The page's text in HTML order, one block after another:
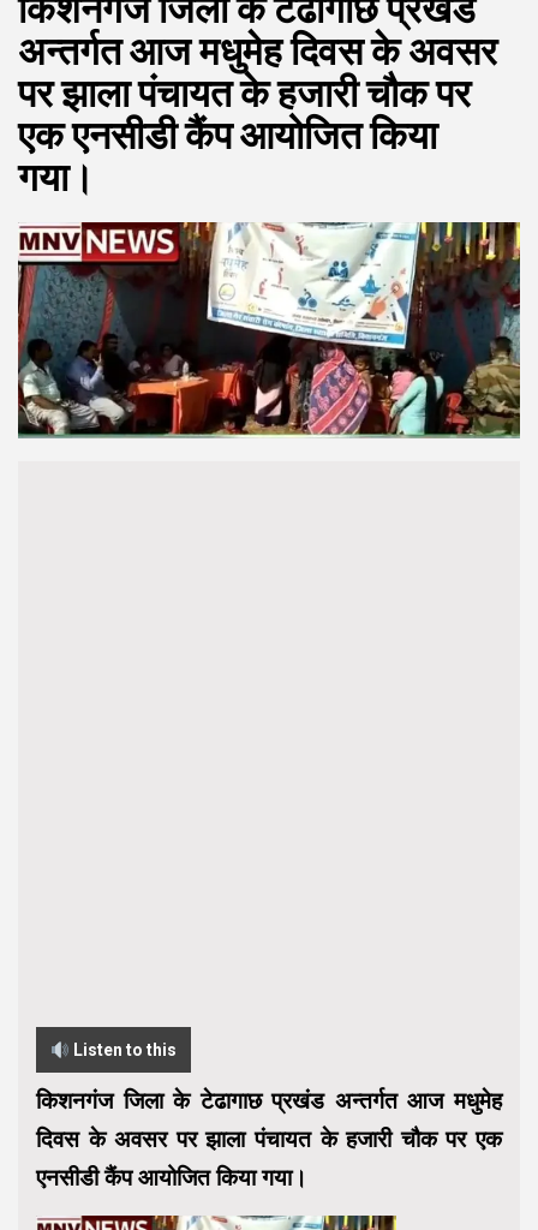
किशनगंज जिला के टेढागाछ प्रखंड
अन्तर्गत आज मधुमेह दिवस के अवसर
पर झाला पंचायत के हजारी चौक पर
एक एनसीडी कैंप आयोजित किया
गया।
Listen to this
किशनगंज जिला के टेढागाछ प्रखंड अन्तर्गत आज मधुमेह
दिवस के अवसर पर झाला पंचायत के हजारी चौक पर एक
एनसीडी कैंप आयोजित किया गया।